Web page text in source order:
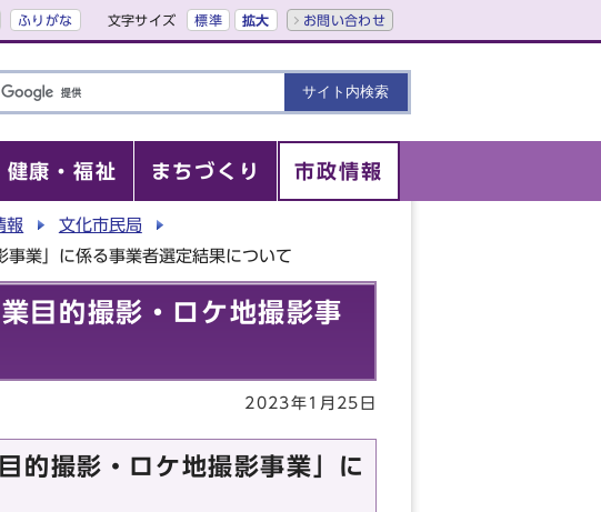
ふりがな 文字サイズ 標準 拡大 お問い合わせ
健康・福祉 まちづくり 市政情報
報
文化市民局
事業」に係る事業者選定結果について
目的撮影・ロケ地撮影事
2023年1月25日
的撮影・ロケ地撮影事業」に